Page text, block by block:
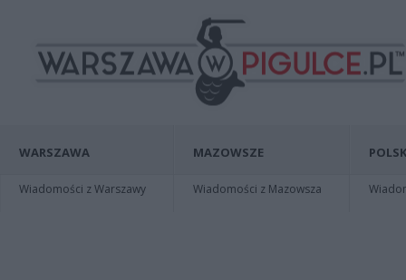
WARSZAWA
Wiadomości z Warszawy
MAZOWSZE
Wiadomości z Mazowsza